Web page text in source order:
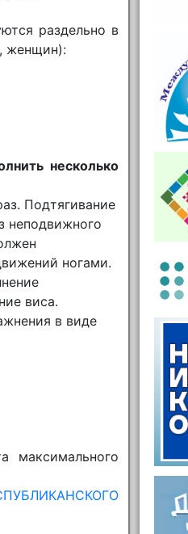
раздельно в
женщин):
несколько
Подтягивание
неподвижного
ногами.
виса.
в виде
максимального